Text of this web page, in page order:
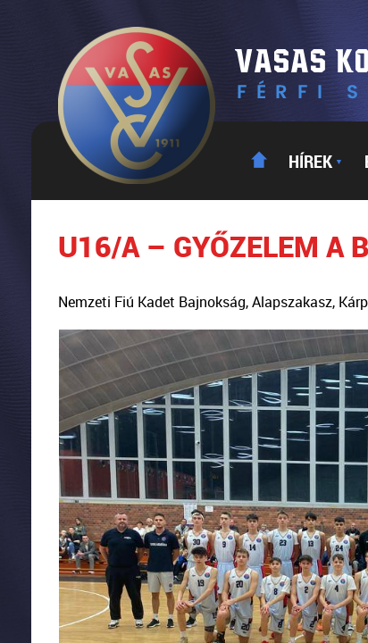
HÍREK ▼
U16/A – GYŐZELEM A
Nemzeti Fiú Kadet Bajnokság, Alapszakasz,